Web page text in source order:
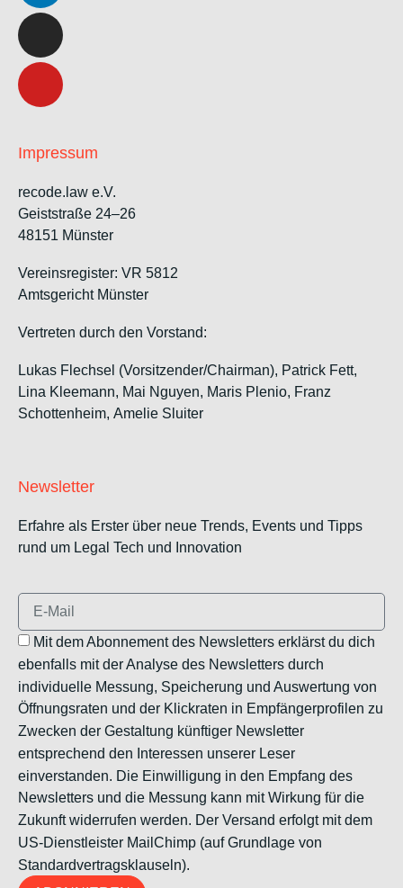
Impressum
recode.law e.V.
Geiststraße 24–26
48151 Münster
Vereinsregister: VR 5812
Amtsgericht Münster
Vertreten durch den Vorstand:
Lukas Flechsel (Vorsitzender/Chairman), Patrick Fett,
Lina Kleemann, Mai Nguyen, Maris Plenio, Franz
Schottenheim, Amelie Sluiter
Newsletter
Erfahre als Erster über neue Trends, Events und Tipps
rund um Legal Tech und Innovation
Mit dem Abonnement des Newsletters erklärst du dich
ebenfalls mit der Analyse des Newsletters durch
individuelle Messung, Speicherung und Auswertung von
Öffnungsraten und der Klickraten in Empfängerprofilen zu
Zwecken der Gestaltung künftiger Newsletter
entsprechend den Interessen unserer Leser
einverstanden. Die Einwilligung in den Empfang des
Newsletters und die Messung kann mit Wirkung für die
Zukunft widerrufen werden. Der Versand erfolgt mit dem
US-Dienstleister MailChimp (auf Grundlage von
Standardvertragsklauseln).